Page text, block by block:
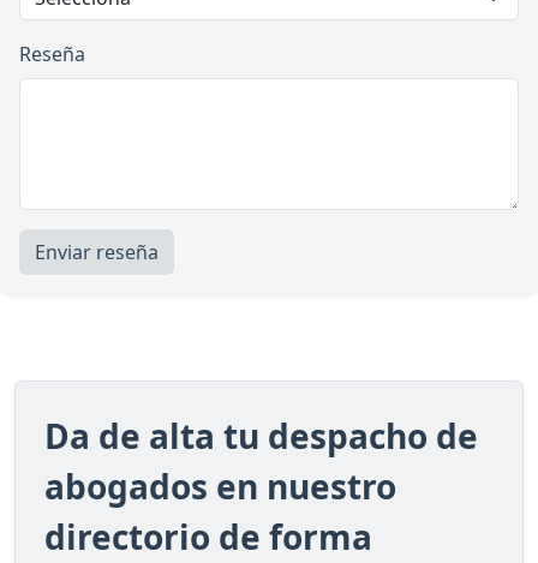
Reseña
Enviar reseña
Da de alta tu despacho de
abogados en nuestro
directorio de forma